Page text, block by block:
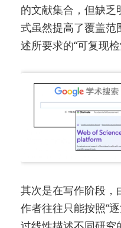
的文献集合，但缺
式虽然提高了覆盖范
述所要求的“可复现检
其次是在写作阶段，
作者往往只能按照“